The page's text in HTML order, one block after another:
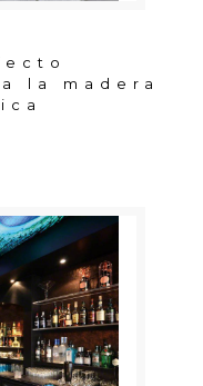
la madera